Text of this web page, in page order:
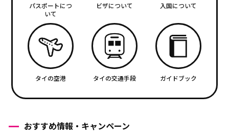
パスポートにつ
いて
ビザについて 入国について
タイの空港 タイの交通手段 ガイドブック
おすすめ情報・キャンペーン